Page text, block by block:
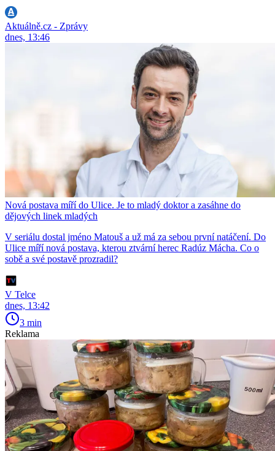
Aktuálně.cz - Zprávy
dnes, 13:46
Nová postava míří do Ulice. Je to mladý doktor a zasáhne do
dějových linek mladých
V seriálu dostal jméno Matouš a už má za sebou první natáčení. Do
Ulice míří nová postava, kterou ztvární herec Radúz Mácha. Co o
sobě a své postavě prozradil?
V Telce
dnes, 13:42
3 min
Reklama